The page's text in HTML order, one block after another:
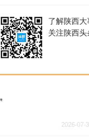
了解陕西大
关注陕西头
2026-07-